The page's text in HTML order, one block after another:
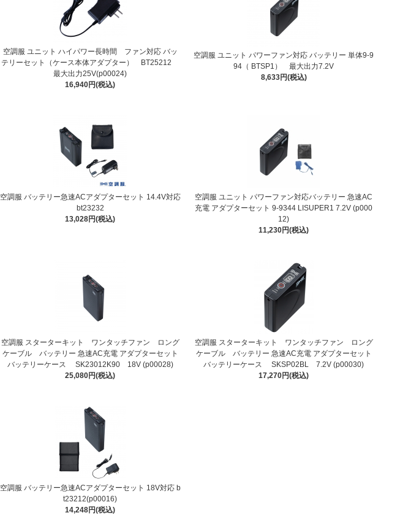
空調服 ユニット ハイパワー長時間 ファン対応 バッ
テリーセット（ケース本体アダプター） BT25212
最大出力25V(p00024)
16,940円(税込)
空調服 ユニット パワーファン対応 バッテリー 単体9-9
94（ BTSP1） 最大出力7.2V
8,633円(税込)
空調服 バッテリー急速ACアダプターセット 14.4V対応
bt23232
13,028円(税込)
空調服 ユニット パワーファン対応バッテリー 急速AC
充電 アダプターセット 9-9344 LISUPER1 7.2V (p000
12)
11,230円(税込)
空調服 スターターキット ワンタッチファン ロング
ケーブル バッテリー 急速AC充電 アダプターセット
バッテリーケース SK23012K90 18V (p00028)
25,080円(税込)
空調服 スターターキット ワンタッチファン ロング
ケーブル バッテリー 急速AC充電 アダプターセット
バッテリーケース SKSP02BL 7.2V (p00030)
17,270円(税込)
空調服 バッテリー急速ACアダプターセット 18V対応 b
t23212(p00016)
14,248円(税込)